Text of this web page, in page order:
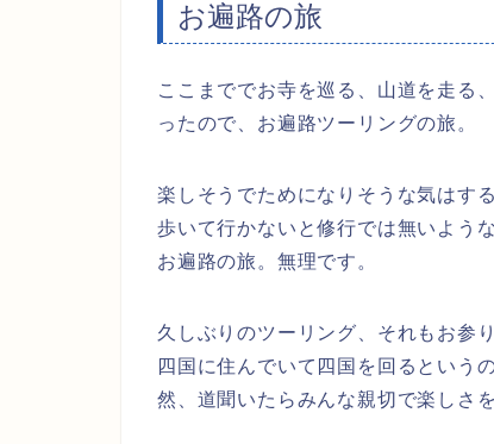
お遍路の旅
ここまででお寺を巡る、山道を走
ったので、お遍路ツーリングの旅。
楽しそうでためになりそうな気はする
歩いて行かないと修行では無いよう
お遍路の旅。無理です。
久しぶりのツーリング、それもお参
四国に住んでいて四国を回るという
然、道聞いたらみんな親切で楽しさ